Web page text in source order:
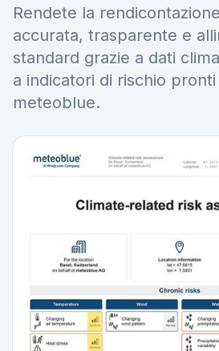
Rendete la
accurata, trasparente e
standard grazie a dati
a indicatori di rischio
meteoblue.